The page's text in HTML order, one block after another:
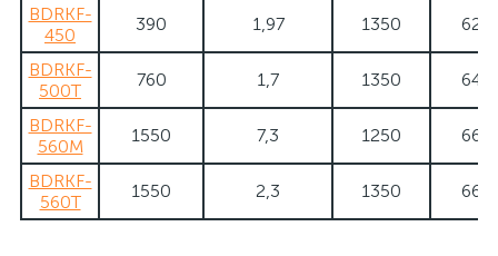
BDRKF-
450
390 1,97 1350 62
BDRKF-
500T
760 1,7 1350 64
BDRKF-
560M
1550 7,3 1250 66
BDRKF-
560T
1550 2,3 1350 66